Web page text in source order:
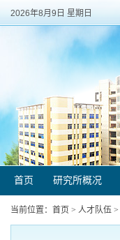
2026年8月9日 星期日
首页 研究所概况
当前位置： 首页 > 人才队伍 >